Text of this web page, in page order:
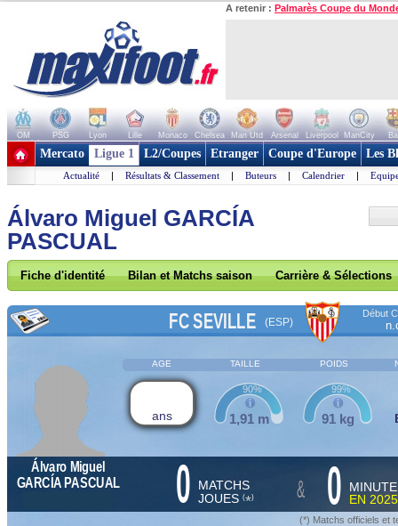
A retenir : Palmarès Coupe du
OM PSG Lyon Lille Monaco Chelsea Man Utd Arsenal Liverpool ManCity
+ de clubs
Mercato Ligue 1 L2/Coupes Etranger Coupe d'Europe Les
Actualité | Résultats & Classement | Buteurs | Calendrier |
Álvaro Miguel GARCÍA
PASCUAL
Fiche d'identité Bilan et Matchs saison Carrière & Sélections
FC SEVILLE (ESP)
Début
AGE TAILLE POIDS
ans 1,91 m
90%
91 kg
99%
Álvaro Miguel
GARCÍA PASCUAL
0
MATCHS
JOUES (*) & 0
EN
(*) Matchs officiels et